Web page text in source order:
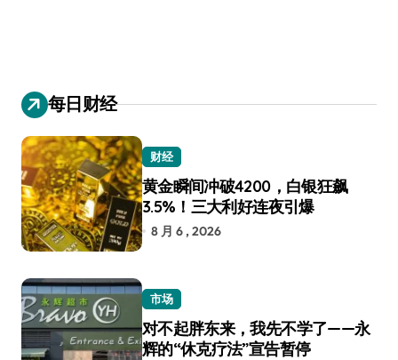
每日财经
财经
黄金瞬间冲破4200，白银狂飙
3.5%！三大利好连夜引爆
8 月 6 , 2026
市场
对不起胖东来，我先不学了——永
辉的“休克疗法”宣告暂停